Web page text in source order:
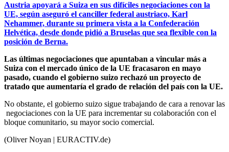
Austria apoyará a Suiza en sus difíciles negociaciones con la
UE, según aseguró el canciller federal austriaco, Karl
Nehammer, durante su primera vista a la Confederación
Helvética, desde donde pidió a Bruselas que sea flexible con la
posición de Berna.
Las últimas negociaciones que apuntaban a vincular más a
Suiza con el mercado único de la UE fracasaron en mayo
pasado, cuando el gobierno suizo rechazó un proyecto de
tratado que aumentaría el grado de relación del país con la UE.
No obstante, el gobierno suizo sigue trabajando de cara a renovar las
negociaciones con la UE para incrementar su colaboración con el
bloque comunitario, su mayor socio comercial.
(Oliver Noyan | EURACTIV.de)